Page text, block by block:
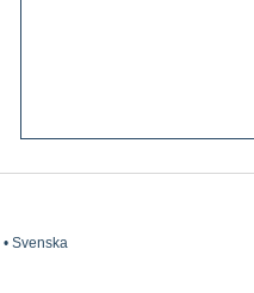
• Svenska